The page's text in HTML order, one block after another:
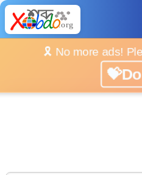
🎗️ No more ads!